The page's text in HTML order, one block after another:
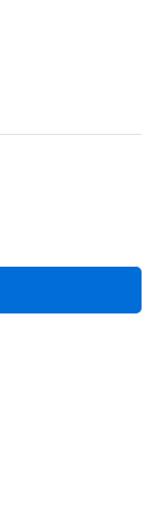
積もり依頼